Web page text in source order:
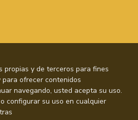
propias y de terceros para fines
ofrecer contenidos
navegando, usted acepta su uso.
configurar su uso en cualquier